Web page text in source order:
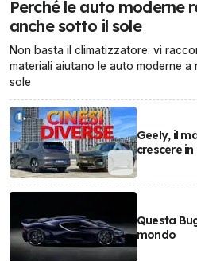
Perché le auto moderne
anche sotto il sole
Non basta il climatizzatore: vi
materiali aiutano le auto moderne
sole
Geely, il
crescere
Questa
mondo